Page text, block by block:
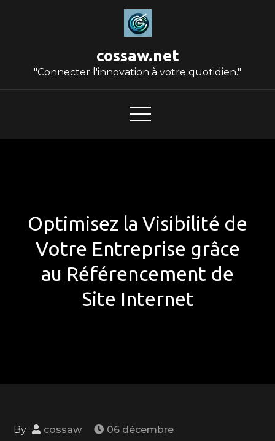
cossaw.net
"Connecter l'innovation à votre quotidien."
Optimisez la Visibilité de
Votre Entreprise grâce
au Référencement de
Site Internet
By cossaw
06 décembre